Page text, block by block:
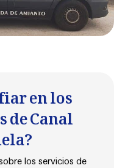
en los
Canal
los servicios de